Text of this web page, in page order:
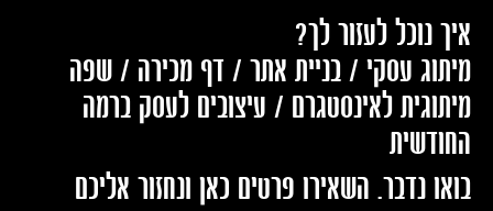
איך נוכל לעזור לך?
מיתוג עסקי / בניית אתר / דף מכירה / שפה
מיתוגית לאינסטגרם / עיצובים לעסק ברמה
החודשית
בואו נדבר. השאירו פרטים כאן ונחזור אליכם